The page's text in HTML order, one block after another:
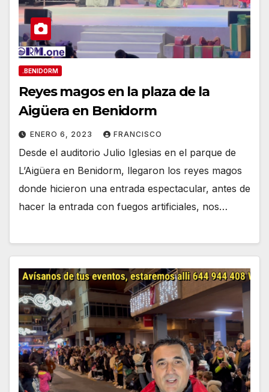
.BENIDORM
Reyes magos en la plaza de la
Aigüera en Benidorm
ENERO 6, 2023 FRANCISCO
Desde el auditorio Julio Iglesias en el parque de
L’Aigüera en Benidorm, llegaron los reyes magos
donde hicieron una entrada espectacular, antes de
hacer la entrada con fuegos artificiales, nos…